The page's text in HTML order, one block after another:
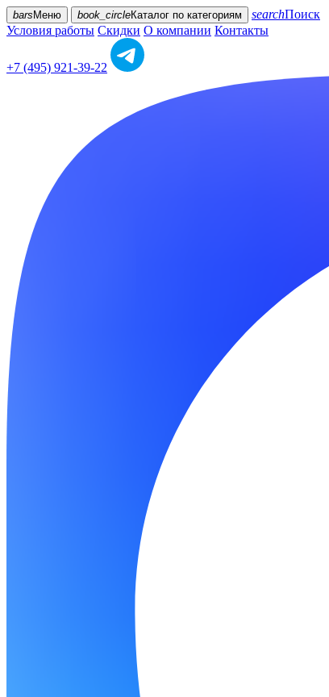
bars Меню book_circleКаталог по категориям searchПоиск
Условия работы Скидки О компании Контакты
+7 (495) 921-39-22